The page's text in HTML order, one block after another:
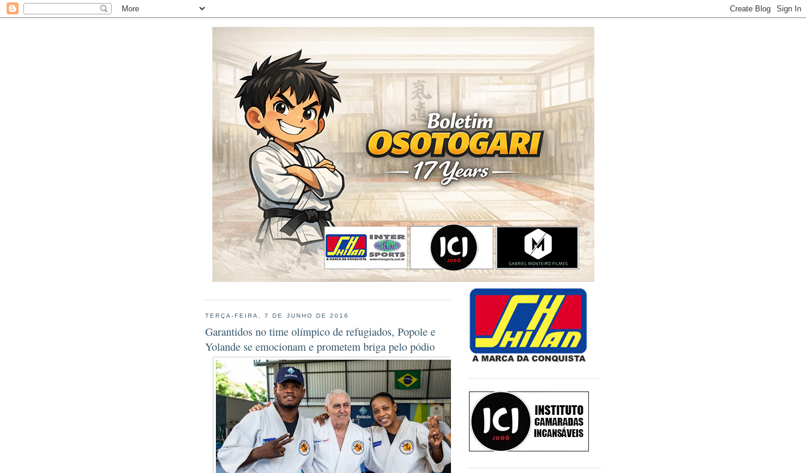
TERÇA-FEIRA, 7 DE JUNHO DE 2016
Garantidos no time olímpico de refugiados, Popole e
Yolande se emocionam e prometem briga pelo pódio